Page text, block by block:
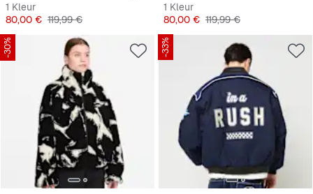
1 Kleur
Prijs
80,00 € Originele Prijs
119,99 €
1 Kleur
Prijs
80,00 € Originele Prijs
119,99 €
-30% -33%